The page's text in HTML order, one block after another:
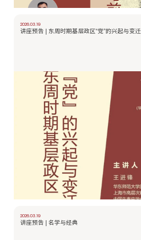
2026.03.19
讲座预告 | 东周时期基层政区“党”的兴起与变迁
2026.03.19
讲座预告 | 名学与经典